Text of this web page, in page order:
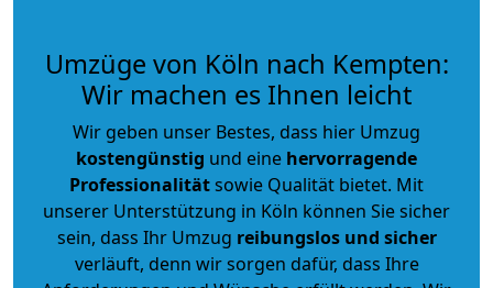
Umzüge von Köln nach Kempten:
Wir machen es Ihnen leicht
Wir geben unser Bestes, dass hier Umzug
kostengünstig und eine hervorragende
Professionalitätsowie Qualität bietet. Mit
unserer Unterstützung in Köln können Sie sicher
sein, dass Ihr Umzug reibungslos und sicher
verläuft, denn wir sorgen dafür, dass Ihre